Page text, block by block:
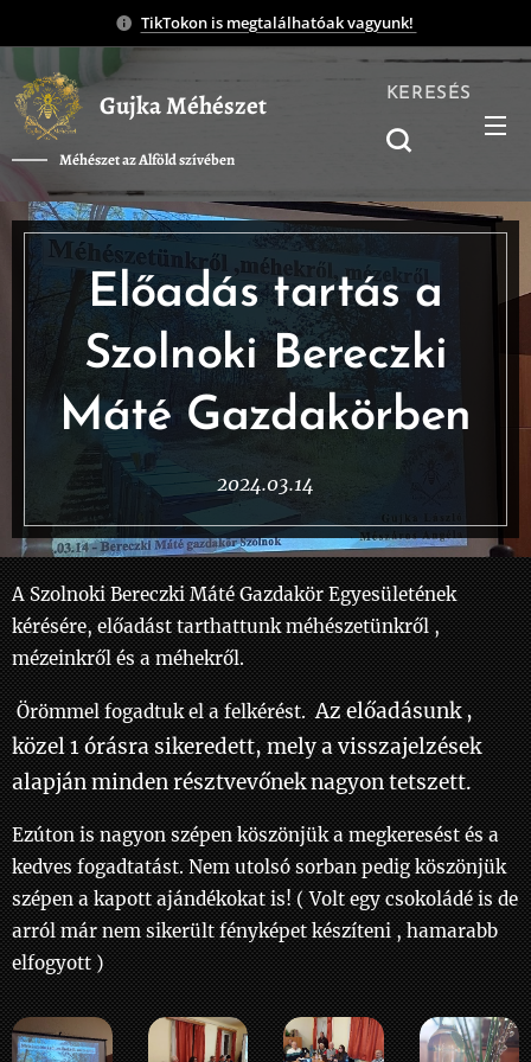
TikTokon is megtalálhatóak vagyunk!
Gujka Méhészet
Méhészet az Alföld szívében
KERESÉS
Előadás tartás a
Szolnoki Bereczki
Máté Gazdakörben
2024.03.14
A Szolnoki Bereczki Máté Gazdakör Egyesületének
kérésére, előadást tarthattunk méhészetünkről ,
mézeinkről és a méhekről.
Örömmel fogadtuk el a felkérést.Az előadásunk ,
közel 1 órásra sikeredett, mely a visszajelzések
alapján minden résztvevőnek nagyon tetszett.
Ezúton is nagyon szépen köszönjük a megkeresést és a
kedves fogadtatást. Nem utolsó sorban pedig köszönjük
szépen a kapott ajándékokat is! ( Volt egy csokoládé is de
arról már nem sikerült fényképet készíteni , hamarabb
elfogyott )